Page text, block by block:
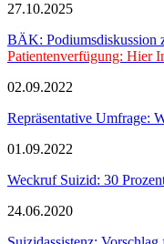
27.10.2025
BÄK: Podiumsdiskussion
Patientenverfügung: Hier
02.09.2022
Repräsentative Umfrage:
01.09.2022
Weckruf Suizid: 30
24.06.2020